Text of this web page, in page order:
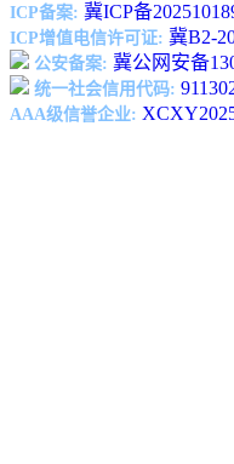
ICP备案: 冀ICP备
ICP增值电信许可证: 冀B2-
公安备案: 冀公网安备
统一社会信用代码:
AAA级信誉企业: